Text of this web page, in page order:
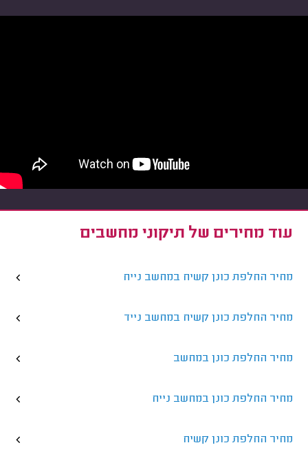
עוד מחירים של תיקוני מחשבים
מחיר החלפת כונן קשיח במחשב נייח
מחיר החלפת כונן קשיח במחשב נייד
מחיר החלפת כונן במחשב
מחיר החלפת כונן במחשב נייח
מחיר החלפת כונן קשיח